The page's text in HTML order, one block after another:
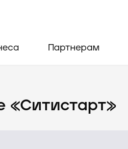
Партнерам
«Ситистарт»